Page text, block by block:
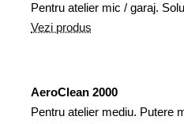
Pentru atelier mic / garaj.
Vezi produs
AeroClean 2000
Pentru atelier mediu. Putere